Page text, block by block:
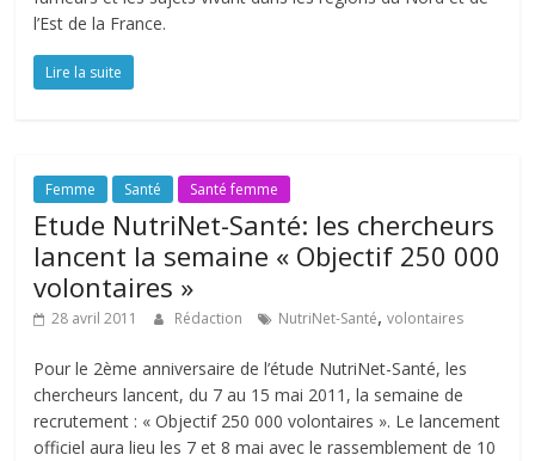
l’Est de la France.
Lire la suite
Femme Santé Santé femme
Etude NutriNet-Santé: les chercheurs
lancent la semaine « Objectif 250 000
volontaires »
28 avril 2011 Rédaction NutriNet-Santé,volontaires
Pour le 2ème anniversaire de l’étude NutriNet-Santé, les
chercheurs lancent, du 7 au 15 mai 2011, la semaine de
recrutement : « Objectif 250 000 volontaires ». Le lancement
officiel aura lieu les 7 et 8 mai avec le rassemblement de 10